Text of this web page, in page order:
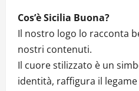
Cos’è Sicilia Buona?
Il nostro logo lo racconta
nostri contenuti.
Il cuore stilizzato è un
identità, raffigura il